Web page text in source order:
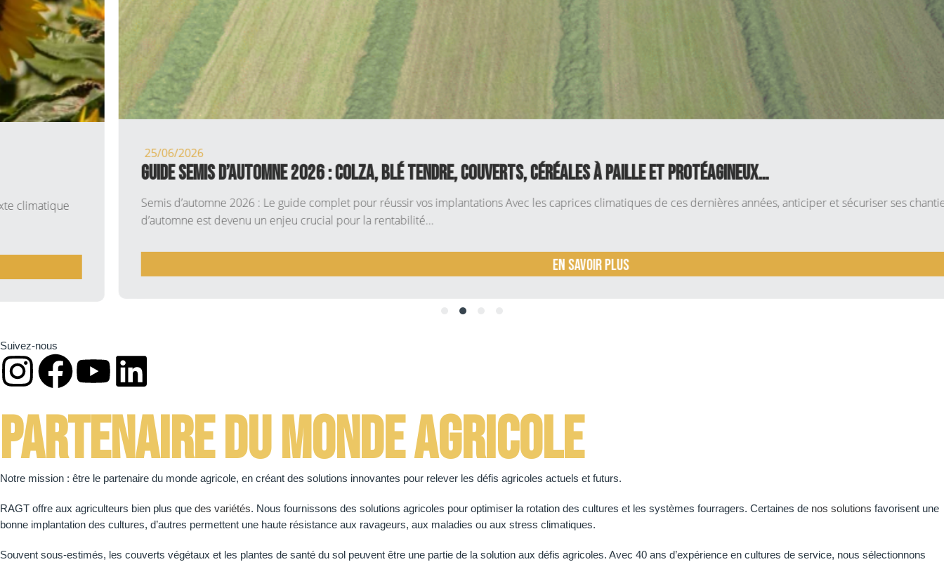
Guide Semis d’Automne 2026 : Colza, Blé Tendre, Couverts, Céréales à paille et Protéagineux…
Semis d’automne 2026 : Le guide complet pour réussir vos implantations Avec les caprices climatiques de ces dernières années, anticiper et sécuriser ses chantiers de semis
d’automne est devenu un enjeu crucial pour la rentabilité...
Suivez-nous
Partenaire du monde agricole
Notre mission : être le partenaire du monde agricole, en créant des solutions innovantes pour relever les défis agricoles actuels et futurs.
RAGT offre aux agriculteurs bien plus que des variétés. Nous fournissons des solutions agricoles pour optimiser la rotation des cultures et les systèmes fourragers. Certaines de nos solutions favorisent une
bonne implantation des cultures, d’autres permettent une haute résistance aux ravageurs, aux maladies ou aux stress climatiques.
Souvent sous-estimés, les couverts végétaux et les plantes de santé du sol peuvent être une partie de la solution aux défis agricoles. Avec 40 ans d’expérience en cultures de service, nous sélectionnons